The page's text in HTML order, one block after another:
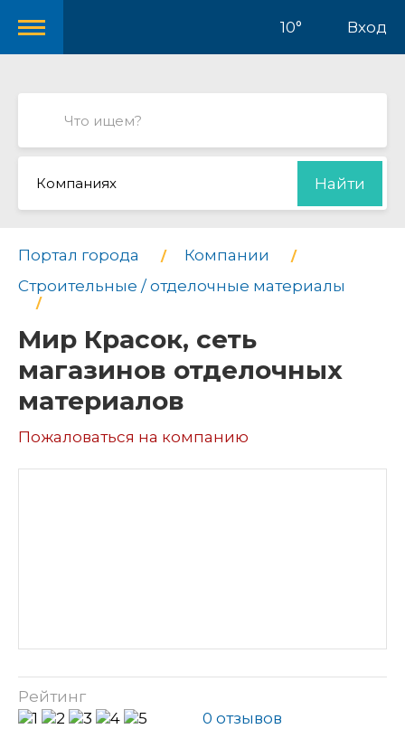
10° Вход
Компаниях Найти
Портал города
Компании
Строительные / отделочные материалы
Мир Красок, сеть
магазинов отделочных
материалов
Пожаловаться на компанию
Рейтинг
0 отзывов